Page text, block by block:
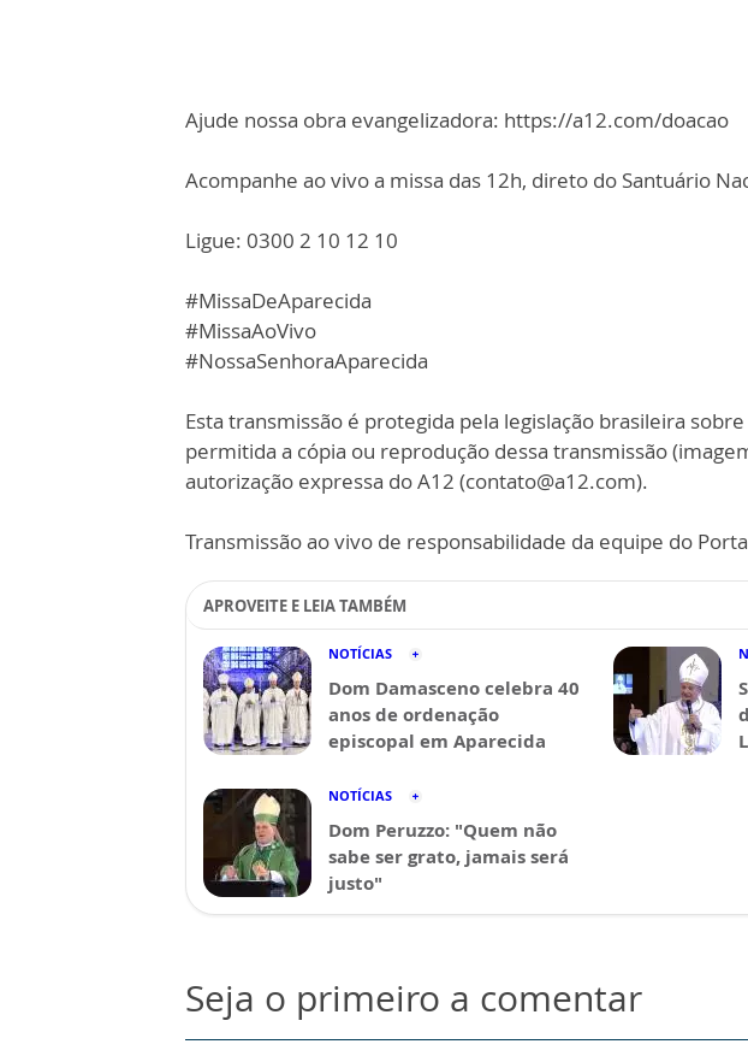
Ajude nossa obra evangelizadora: https://a12.com/doacao
Acompanhe ao vivo a missa das 12h, direto do Santuário
Ligue: 0300 2 10 12 10
#MissaDeAparecida
#MissaAoVivo
#NossaSenhoraAparecida
Esta transmissão é protegida pela legislação brasileira
permitida a cópia ou reprodução dessa transmissão
autorização expressa do A12 (contato@a12.com).
Transmissão ao vivo de responsabilidade da equipe do
APROVEITE E LEIA TAMBÉM
NOTÍCIAS
Dom Damasceno celebra 40
anos de ordenação
episcopal em Aparecida
NOTÍCIAS
Dom Peruzzo: "Quem não
sabe ser grato, jamais será
justo"
Seja o primeiro a comentar